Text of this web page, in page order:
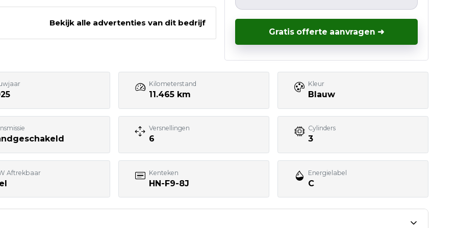
Bezoek website adverteerder
Bekijk alle advertenties van dit bedrijf
Gratis offerte aanvragen ➜
Kilometerstand
11.465 km
Kleur
Blauw
Versnellingen
6
Cylinders
3
Aftrekbaar Kenteken
HN-F9-8J
Energielabel
C